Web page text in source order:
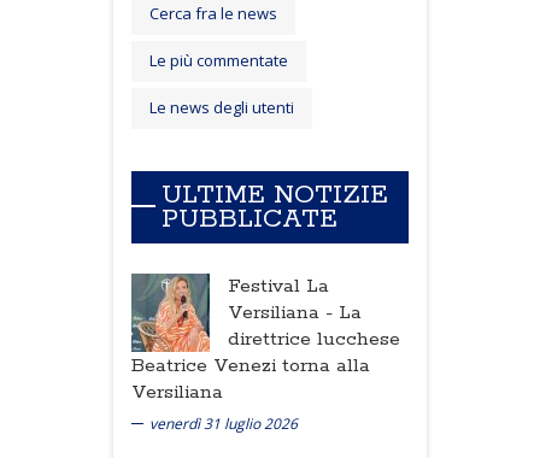
Cerca fra le news
Le più commentate
Le news degli utenti
ULTIME NOTIZIE
PUBBLICATE
Festival La
Versiliana - La
direttrice lucchese
Beatrice Venezi torna alla
Versiliana
venerdì 31 luglio 2026